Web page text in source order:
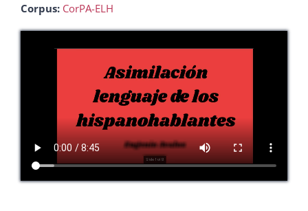
Corpus: CorPA-ELH